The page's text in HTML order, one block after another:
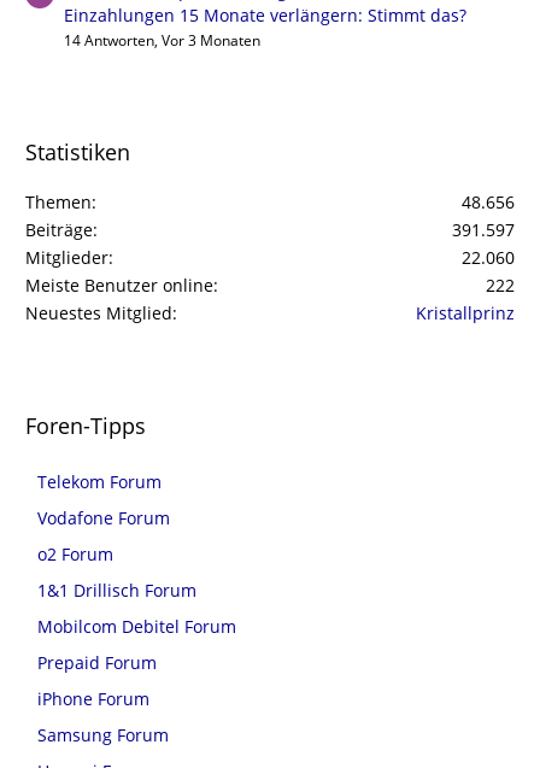
Einzahlungen 15 Monate verlängern: Stimmt das?
14 Antworten, Vor 3 Monaten
Statistiken
Themen
48.656
Beiträge
391.597
Mitglieder
22.060
Meiste Benutzer online
222
Neuestes Mitglied
Kristallprinz
Foren-Tipps
Telekom Forum
Vodafone Forum
o2 Forum
1&1 Drillisch Forum
Mobilcom Debitel Forum
Prepaid Forum
iPhone Forum
Samsung Forum